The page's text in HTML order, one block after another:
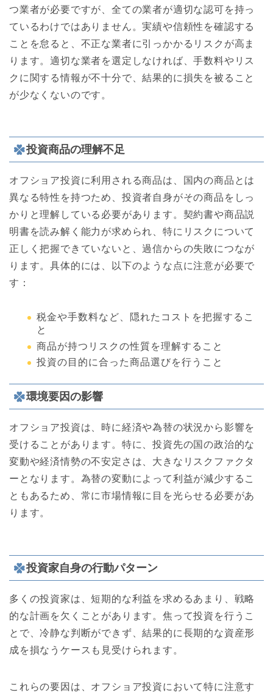
つ業者が必要ですが、全ての業者が適切な認可を持っ
ているわけではありません。実績や信頼性を確認する
ことを怠ると、不正な業者に引っかかるリスクが高ま
ります。適切な業者を選定しなければ、手数料やリス
クに関する情報が不十分で、結果的に損失を被ること
が少なくないのです。
投資商品の理解不足
オフショア投資に利用される商品は、国内の商品とは
異なる特性を持つため、投資者自身がその商品をしっ
かりと理解している必要があります。契約書や商品説
明書を読み解く能力が求められ、特にリスクについて
正しく把握できていないと、過信からの失敗につなが
ります。具体的には、以下のような点に注意が必要で
す：
税金や手数料など、隠れたコストを把握するこ
と
商品が持つリスクの性質を理解すること
投資の目的に合った商品選びを行うこと
環境要因の影響
オフショア投資は、時に経済や為替の状況から影響を
受けることがあります。特に、投資先の国の政治的な
変動や経済情勢の不安定さは、大きなリスクファクタ
ーとなります。為替の変動によって利益が減少するこ
ともあるため、常に市場情報に目を光らせる必要があ
ります。
投資家自身の行動パターン
多くの投資家は、短期的な利益を求めるあまり、戦略
的な計画を欠くことがあります。焦って投資を行うこ
とで、冷静な判断ができず、結果的に長期的な資産形
成を損なうケースも見受けられます。
これらの要因は、オフショア投資において特に注意す